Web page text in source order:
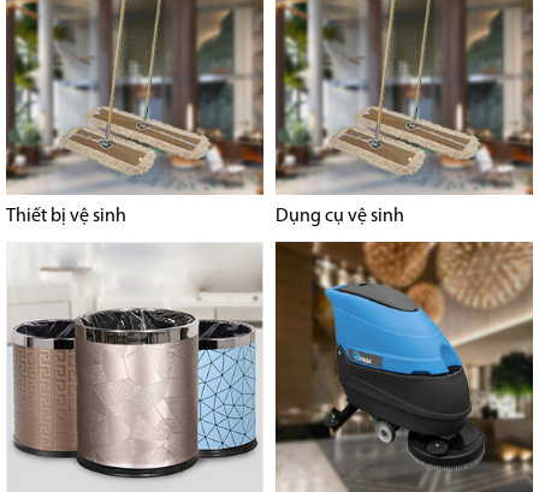
Thiết bị vệ sinh Dụng cụ vệ sinh